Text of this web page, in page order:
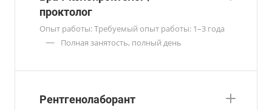
проктолог
Опыт работы: Требуемый опыт работы: 1–3 года
— Полная занятость, полный день
Рентгенолаборант